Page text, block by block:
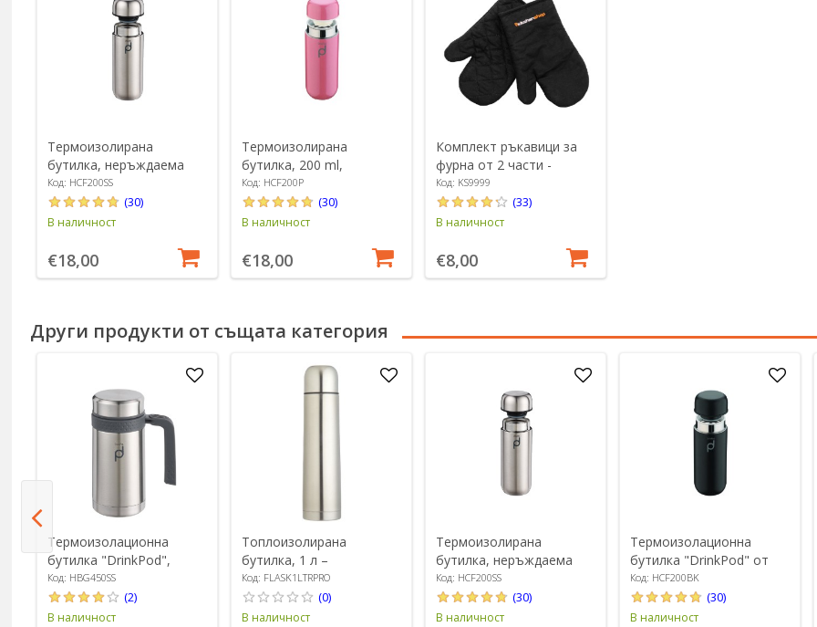
Термоизолирана
бутилка, неръждаема
стомана, 200 ml,
"DrinkPod", Matte Silver -
Grunwerg
Код: HCF200SS
(30)
В наличност
€18,00
Термоизолирана
бутилка, 200 ml,
неръждаема стомана,
"DrinkPod", розово -
Grunwerg
Код: HCF200P
(30)
В наличност
€18,00
Комплект ръкавици за
фурна от 2 части -
KitchenShop
Код: KS9999
(33)
В наличност
€8,00
Други продукти от същата категория
Термоизолационна
бутилка "DrinkPod",
изработена от
неръждаема стомана,
0,45 L, Цвят сребро -
Код: HBG450SS
(2)
В наличност
Топлоизолирана
бутилка, 1 л –
произведена от Kitchen
Craft
Код: FLASK1LTRPRO
(0)
В наличност
Термоизолирана
бутилка, неръждаема
стомана, 200 ml,
"DrinkPod", Matte Silver -
Grunwerg
Код: HCF200SS
(30)
В наличност
Термоизолационна
бутилка "DrinkPod" от
неръждаема стомана,
200 мл, Черна - Grunwerg
Код: HCF200BK
(30)
В наличност